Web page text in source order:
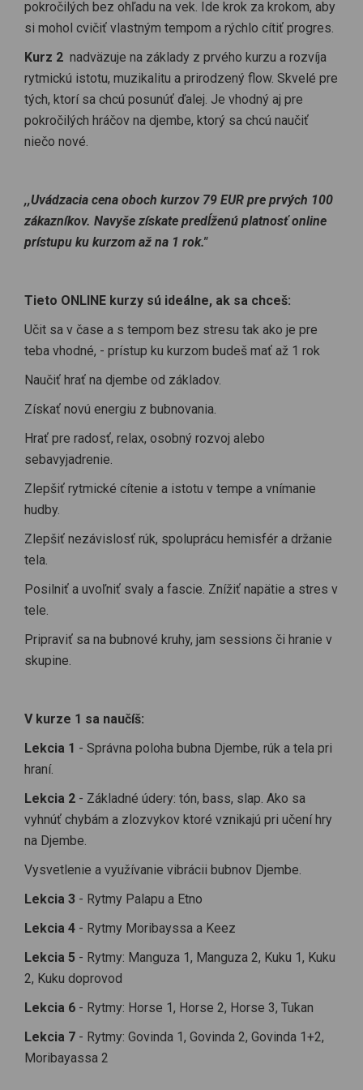
v drevinách, frekvenciách a výškach tónov. Lekcia 6 - Rytmus
Yankadi. Rytmus Keez 2. Vytváranie variácii rytmov pomocou
úderu Slap. Lekcia 7 - Technika na vytvorenie vlastných rytmov.
Spojenie rytmov Mandika a Yankadi. Variácia Rytmu Keez 3.
Pokročilejšie údery na djembe: Tón 2 a Muffle Ján Petrovič je
profesionálny perkusionista, lektor a výrobca Etnických bubnov
Petrovič Drums. Bubnovaniu na africké bubny sa venuje od roku
2009. Učil tisíce ľudí a viedol stovky kurzov, workshopov,
bubnových kruhov, teambuildingov a koncertov v rôznych
ich s tradičnými africkými rytmami, tak aby výučba bola
jednoduchá, rýchla a zábavná. S pomocou jeho inovatívneho
spôsobu výučby sa naučí bubnovať ľahko a rýchlo úplne každý
si môžeš pustiť kedykoľvek a kdekoľvek a lekcie si pretáčať a
opakovať podľa potreby. ,,Uvádzacia cena oboch kurzov 79
EUR pre prvých 100 zákazníkov. Navyše získate predĺženú
platnosť online prístupu ku kurzom až na 1 rok."
pokročilých bez ohľadu na vek. Ide krok za krokom, aby
si mohol cvičiť vlastným tempom a rýchlo cítiť progres.
Kurz 2 nadväzuje na základy z prvého kurzu a rozvíja
rytmickú istotu, muzikalitu a prirodzený flow. Skvelé pre
tých, ktorí sa chcú posunúť ďalej. Je vhodný aj pre
pokročilých hráčov na djembe, ktorý sa chcú naučiť
niečo nové.
,,Uvádzacia cena oboch kurzov 79 EUR pre prvých 100
zákazníkov. Navyše získate predĺženú platnosť online
prístupu ku kurzom až na 1 rok."
Tieto ONLINE kurzy sú ideálne, ak sa chceš:
Učit sa v čase a s tempom bez stresu tak ako je pre
teba vhodné, - prístup ku kurzom budeš mať až 1 rok
Naučiť hrať na djembe od základov.
Získať novú energiu z bubnovania.
Hrať pre radosť, relax, osobný rozvoj alebo
sebavyjadrenie.
Zlepšiť rytmické cítenie a istotu v tempe a vnímanie
hudby.
Zlepšiť nezávislosť rúk, spoluprácu hemisfér a držanie
tela.
Posilniť a uvoľniť svaly a fascie. Znížiť napätie a stres v
tele.
Pripraviť sa na bubnové kruhy, jam sessions či hranie v
skupine.
V kurze 1 sa naučíš:
Lekcia 1 - Správna poloha bubna Djembe, rúk a tela pri
hraní.
Lekcia 2 - Základné údery: tón, bass, slap. Ako sa
vyhnúť chybám a zlozvykov ktoré vznikajú pri učení hry
na Djembe.
Vysvetlenie a využívanie vibrácii bubnov Djembe.
Lekcia 3 - Rytmy Palapu a Etno
Lekcia 4 - Rytmy Moribayssa a Keez
Lekcia 5 - Rytmy: Manguza 1, Manguza 2, Kuku 1, Kuku
2, Kuku doprovod
Lekcia 6 - Rytmy: Horse 1, Horse 2, Horse 3, Tukan
Lekcia 7 - Rytmy: Govinda 1, Govinda 2, Govinda 1+2,
Moribayassa 2